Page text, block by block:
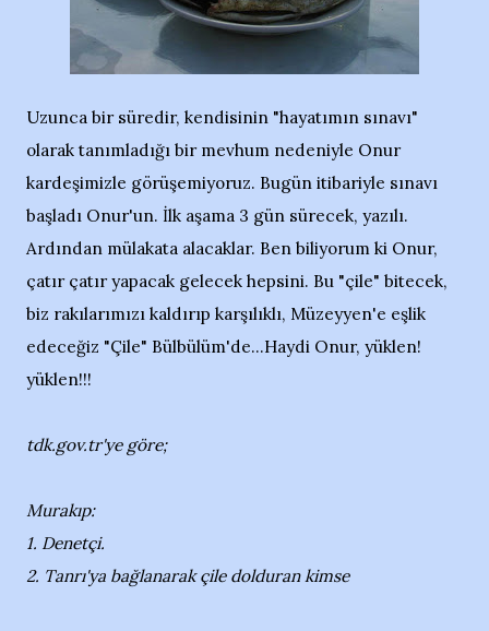
Uzunca bir süredir, kendisinin "hayatımın sınavı"
olarak tanımladığı bir mevhum nedeniyle Onur
kardeşimizle görüşemiyoruz. Bugün itibariyle sınavı
başladı Onur'un. İlk aşama 3 gün sürecek, yazılı.
Ardından mülakata alacaklar. Ben biliyorum ki Onur,
çatır çatır yapacak gelecek hepsini. Bu "çile" bitecek,
biz rakılarımızı kaldırıp karşılıklı, Müzeyyen'e eşlik
edeceğiz "Çile" Bülbülüm'de...Haydi Onur, yüklen!
yüklen!!!
tdk.gov.tr'ye göre;
Murakıp:
1. Denetçi.
2. Tanrı'ya bağlanarak çile dolduran kimse